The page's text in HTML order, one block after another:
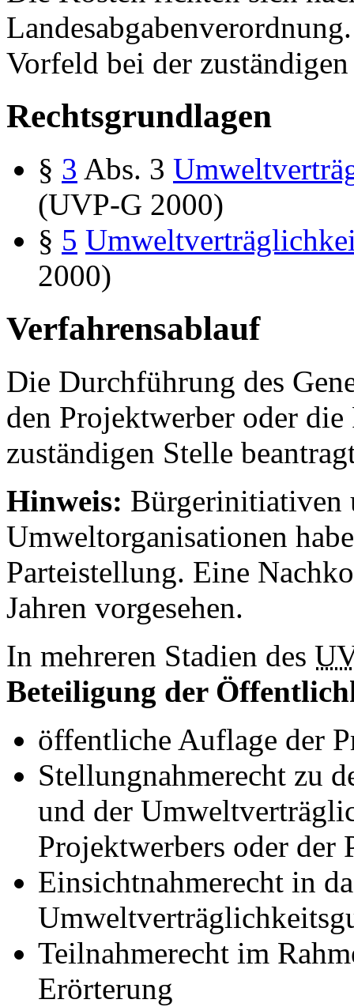
Vorfeld bei der
Rechtsgrundlagen
§ 3 Abs. 3
(UVP-G 2000)
§ 5
2000)
Verfahrensablauf
Die Durchführung des
den Projektwerber oder
zuständigen Stelle
Hinweis: Bürgerinitiativen
Umweltorganisationen
Parteistellung. Eine
Jahren vorgesehen.
In mehreren Stadien des
Beteiligung der
öffentliche Auflage der
Stellungnahmerecht zu
und der
Projektwerbers oder der
Einsichtnahmerecht in
Teilnahmerecht im
Erörterung